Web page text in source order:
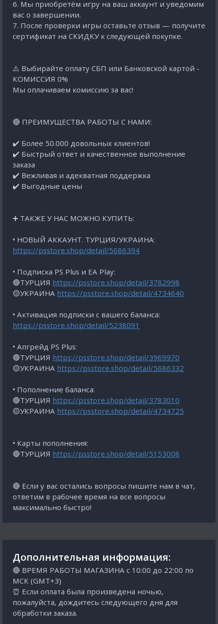
6. Мы приобретём игру на ваш аккаунт и уведомим
вас о завершении.
7. После проверки игры оставьте отзыв — получите
сертификат на СКИДКУ к следующей покупке.
⚠️ Выбирайте оплату СБП или Банковской картой -
КОМИССИЯ 0%
Мы оплачиваем комиссию за вас!
🔴 ПРЕИМУЩЕСТВА РАБОТЫ С НАМИ:
✔️ Более 50.000 довольных клиентов!
✔️ Быстрый ответ и качественное выполнение
заказа
✔️ Вежливая и адекватная поддержка
✔️ Выгодные цены
➕ ТАКЖЕ У НАС МОЖНО КУПИТЬ:
• НОВЫЙ АККАУНТ. ТУРЦИЯ/УКРАИНА:
https://psstore.shop/detail/5686394
• Подписка PS Plus и EA Play:
🔴ТУРЦИЯ https://psstore.shop/detail/3782998
🟡УКРАИНА https://psstore.shop/detail/4734640
• Активация подписки с вашего баланса:
https://psstore.shop/detail/5238091
• Апгрейд PS Plus:
🔴ТУРЦИЯ https://psstore.shop/detail/3969970
🟡УКРАИНА https://psstore.shop/detail/5686332
• Пополнение баланса:
🔴ТУРЦИЯ https://psstore.shop/detail/3783010
🟡УКРАИНА https://psstore.shop/detail/4734725
• Карты пополнения:
🔴ТУРЦИЯ https://psstore.shop/detail/5153008
🔴 Если у вас остались вопросы пишите нам в чат,
ответим в рабочее время на все вопросы
максимально быстро!
Дополнительная информация:
🔴 ВРЕМЯ РАБОТЫ МАГАЗИНА с 10:00 до 22:00 по
МСК (GMT+3)
⏰ Если оплата была произведена ночью,
пожалуйста, дождитесь следующего дня для
обработки заказа.